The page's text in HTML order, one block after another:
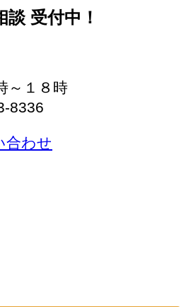
談 受付中！
～１８時
8336
合わせ